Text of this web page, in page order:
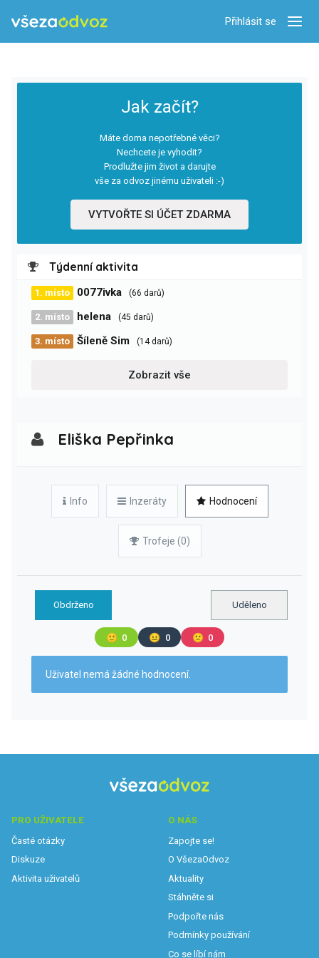
Přihlásit se
Jak začít?
Máte doma nepotřebné věci?
Nechcete je vyhodit?
Prodlužte jim život a darujte
vše za odvoz jinému uživateli :-)
VYTVOŘTE SI ÚČET ZDARMA
Týdenní aktivita
1. místo 0077ivka (66 darů)
2. místo helena (45 darů)
3. místo Šíleně Sim (14 darů)
Zobrazit vše
Eliška Pepřinka
Info Inzeráty Hodnocení
Trofeje (0)
Obdrženo Uděleno
🙂 0 😐 0 🙁 0
Uživatel nemá žádné hodnocení.
PRO UŽIVATELE
Časté otázky
Diskuze
Aktivita uživatelů
O NÁS
Zapojte se!
O VšezaOdvoz
Aktuality
Stáhněte si
Podpořte nás
Podmínky používání
Co se líbí nám